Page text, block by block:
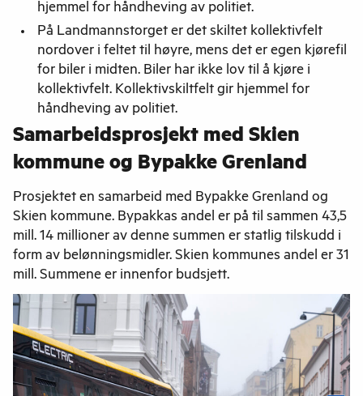
hjemmel for håndheving av politiet.
På Landmannstorget er det skiltet kollektivfelt
nordover i feltet til høyre, mens det er egen kjørefil
for biler i midten. Biler har ikke lov til å kjøre i
kollektivfelt. Kollektivskiltfelt gir hjemmel for
håndheving av politiet.
Samarbeidsprosjekt med Skien
kommune og Bypakke Grenland
Prosjektet en samarbeid med Bypakke Grenland og
Skien kommune. Bypakkas andel er på til sammen 43,5
mill. 14 millioner av denne summen er statlig tilskudd i
form av belønningsmidler. Skien kommunes andel er 31
mill. Summene er innenfor budsjett.